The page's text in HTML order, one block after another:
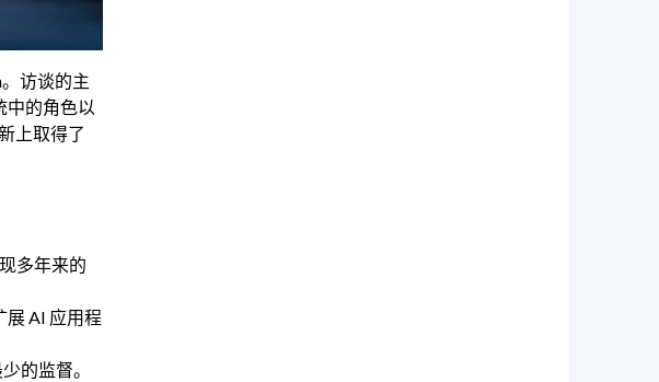
访谈的主
中的角色以
上取得了
多年来的
展 AI 应用程
的监督。